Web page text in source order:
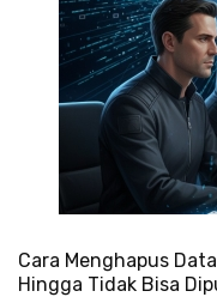
Cara Menghapus
Hingga Tidak Bisa